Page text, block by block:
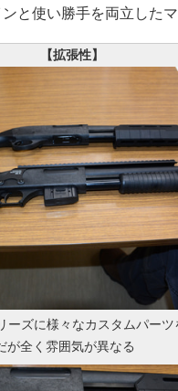
と使い勝手を両立したマ
【拡張性】
ーズに様々なカスタムパーツ
が全く雰囲気が異なる